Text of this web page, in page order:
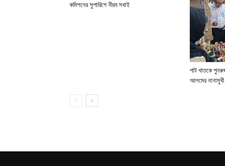
কমিশনের সুপারিশে নীরব সবাই
পাট খাতকে
আলমের নানামুখী